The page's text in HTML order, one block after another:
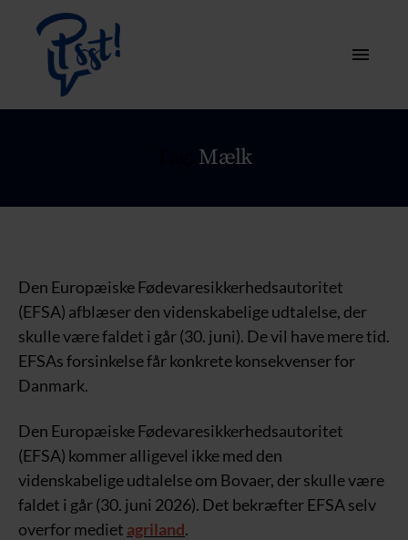
Mælk
Den Europæiske Fødevaresikkerhedsautoritet
(EFSA) afblæser den videnskabelige udtalelse, der
skulle være faldet i går (30. juni). De vil have mere tid.
EFSAs forsinkelse får konkrete konsekvenser for
Danmark.
Den Europæiske Fødevaresikkerhedsautoritet
(EFSA) kommer alligevel ikke med den
videnskabelige udtalelse om Bovaer, der skulle være
faldet i går (30. juni 2026). Det bekræfter EFSA selv
overfor mediet agriland.